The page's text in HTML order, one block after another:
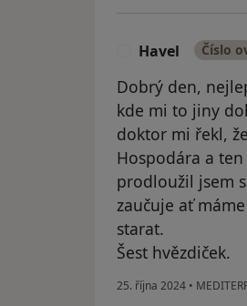
Havel Číslo
Dobrý den,
kde mi to jiny
doktor mi řekl,
Hospodára a
prodloužil jsem
zaučuje ať
starat.
Šest hvězdiček.
25. října 2024 •